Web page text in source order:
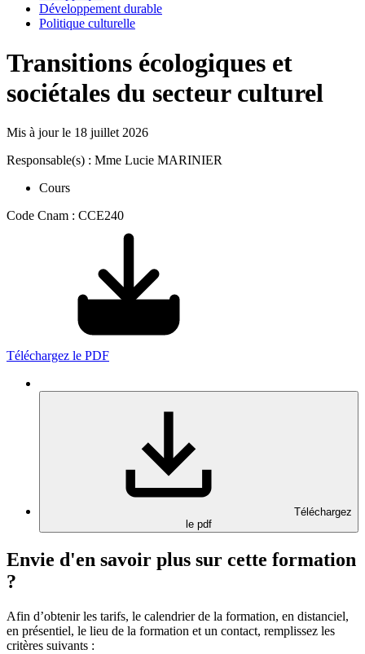
Développement durable
Politique culturelle
Transitions écologiques et
sociétales du secteur culturel
Mis à jour le 18 juillet 2026
Responsable(s) : Mme Lucie MARINIER
Cours
Code Cnam : CCE240
Téléchargez le PDF
Téléchargez
le pdf
Envie d'en savoir plus sur cette formation
?
Afin d’obtenir les tarifs, le calendrier de la formation, en distanciel,
en présentiel, le lieu de la formation et un contact, remplissez les
critères suivants :